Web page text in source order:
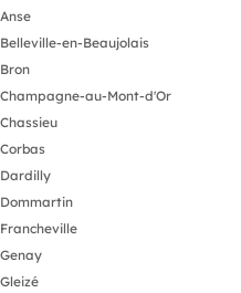
Anse
Belleville-en-Beaujolais
Bron
Champagne-au-Mont-d'Or
Chassieu
Corbas
Dardilly
Dommartin
Francheville
Genay
Gleizé